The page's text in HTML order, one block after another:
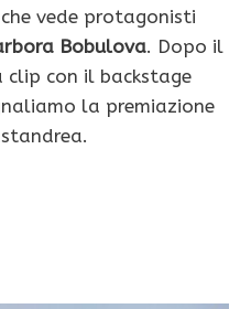
vede protagonisti
Bobulova. Dopo il
con il backstage
la premiazione